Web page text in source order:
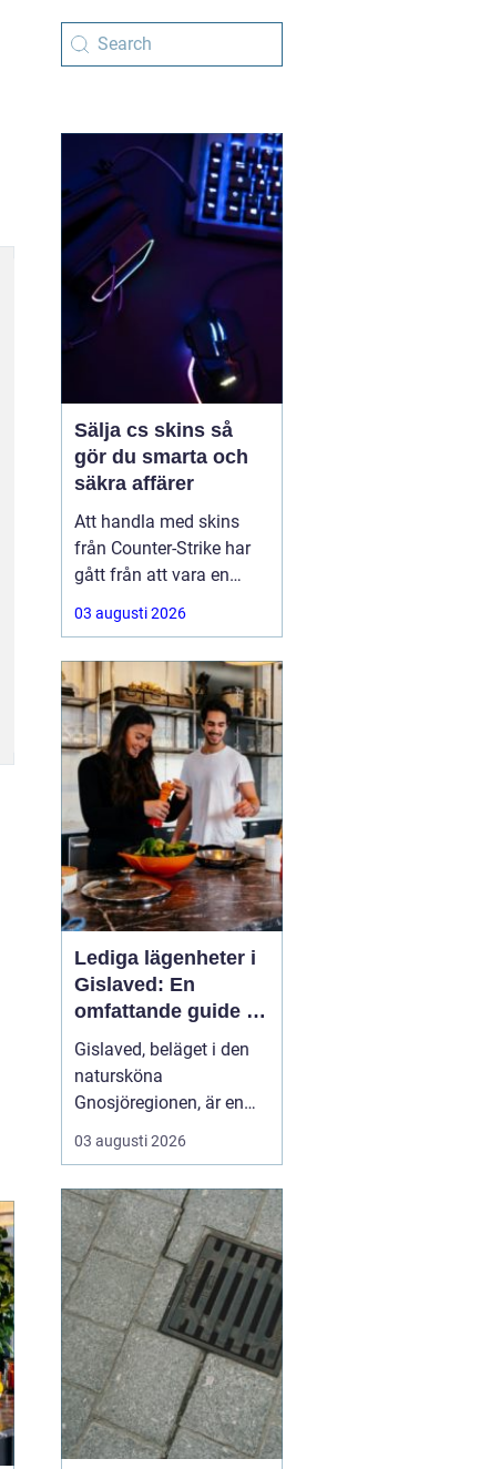
Sälja cs skins så
gör du smarta och
säkra affärer
Att handla med skins
från Counter-Strike har
gått från att vara en
hobby till att bli en riktig
andrahandsmarknad.
sällsynta vapen-skins
kan vara värda tusentals
kronor, men många är
osäkra på hur de ska gå
till väga när de
03 augusti 2026
Lediga lägenheter i
Gislaved: En
omfattande guide till
rätt val
Gislaved, beläget i den
natursköna
Gnosjöregionen, är en
charmig kommun i
Jönköpings län känt för
och härliga natur. Med
närheten till Nissan, som
flyter genom kommunen
...
03 augusti 2026